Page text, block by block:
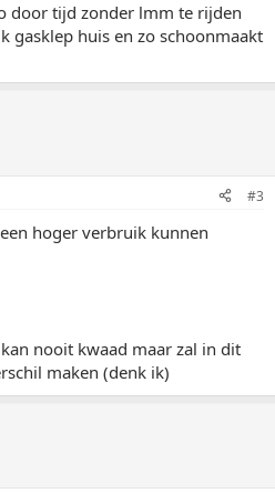
door tijd zonder lmm te rijden
gasklep huis en zo schoonmaakt
#3
hoger verbruik kunnen
nooit kwaad maar zal in dit
maken (denk ik)